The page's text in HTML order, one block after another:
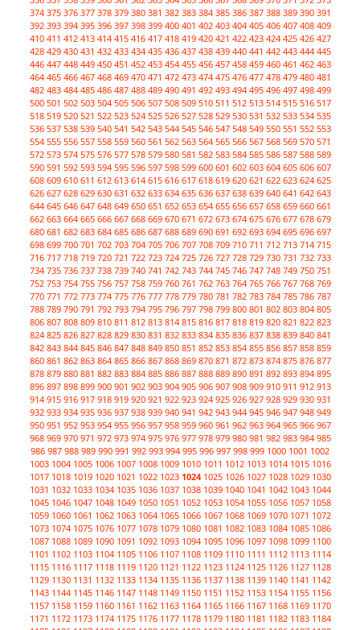
374 375 376 377 378 379 380 381 382 383 384 385 386 387 388 389 390 391
392 393 394 395 396 397 398 399 400 401 402 403 404 405 406 407 408 409
410 411 412 413 414 415 416 417 418 419 420 421 422 423 424 425 426 427
428 429 430 431 432 433 434 435 436 437 438 439 440 441 442 443 444 445
446 447 448 449 450 451 452 453 454 455 456 457 458 459 460 461 462 463
464 465 466 467 468 469 470 471 472 473 474 475 476 477 478 479 480 481
482 483 484 485 486 487 488 489 490 491 492 493 494 495 496 497 498 499
500 501 502 503 504 505 506 507 508 509 510 511 512 513 514 515 516 517
518 519 520 521 522 523 524 525 526 527 528 529 530 531 532 533 534 535
536 537 538 539 540 541 542 543 544 545 546 547 548 549 550 551 552 553
554 555 556 557 558 559 560 561 562 563 564 565 566 567 568 569 570 571
572 573 574 575 576 577 578 579 580 581 582 583 584 585 586 587 588 589
590 591 592 593 594 595 596 597 598 599 600 601 602 603 604 605 606 607
608 609 610 611 612 613 614 615 616 617 618 619 620 621 622 623 624 625
626 627 628 629 630 631 632 633 634 635 636 637 638 639 640 641 642 643
644 645 646 647 648 649 650 651 652 653 654 655 656 657 658 659 660 661
662 663 664 665 666 667 668 669 670 671 672 673 674 675 676 677 678 679
680 681 682 683 684 685 686 687 688 689 690 691 692 693 694 695 696 697
698 699 700 701 702 703 704 705 706 707 708 709 710 711 712 713 714 715
716 717 718 719 720 721 722 723 724 725 726 727 728 729 730 731 732 733
734 735 736 737 738 739 740 741 742 743 744 745 746 747 748 749 750 751
752 753 754 755 756 757 758 759 760 761 762 763 764 765 766 767 768 769
770 771 772 773 774 775 776 777 778 779 780 781 782 783 784 785 786 787
788 789 790 791 792 793 794 795 796 797 798 799 800 801 802 803 804 805
806 807 808 809 810 811 812 813 814 815 816 817 818 819 820 821 822 823
824 825 826 827 828 829 830 831 832 833 834 835 836 837 838 839 840 841
842 843 844 845 846 847 848 849 850 851 852 853 854 855 856 857 858 859
860 861 862 863 864 865 866 867 868 869 870 871 872 873 874 875 876 877
878 879 880 881 882 883 884 885 886 887 888 889 890 891 892 893 894 895
896 897 898 899 900 901 902 903 904 905 906 907 908 909 910 911 912 913
914 915 916 917 918 919 920 921 922 923 924 925 926 927 928 929 930 931
932 933 934 935 936 937 938 939 940 941 942 943 944 945 946 947 948 949
950 951 952 953 954 955 956 957 958 959 960 961 962 963 964 965 966 967
968 969 970 971 972 973 974 975 976 977 978 979 980 981 982 983 984 985
986 987 988 989 990 991 992 993 994 995 996 997 998 999 1000 1001 1002
1003 1004 1005 1006 1007 1008 1009 1010 1011 1012 1013 1014 1015 1016
1017 1018 1019 1020 1021 1022 1023 1024 1025 1026 1027 1028 1029 1030
1031 1032 1033 1034 1035 1036 1037 1038 1039 1040 1041 1042 1043 1044
1045 1046 1047 1048 1049 1050 1051 1052 1053 1054 1055 1056 1057 1058
1059 1060 1061 1062 1063 1064 1065 1066 1067 1068 1069 1070 1071 1072
1073 1074 1075 1076 1077 1078 1079 1080 1081 1082 1083 1084 1085 1086
1087 1088 1089 1090 1091 1092 1093 1094 1095 1096 1097 1098 1099 1100
1101 1102 1103 1104 1105 1106 1107 1108 1109 1110 1111 1112 1113 1114
1115 1116 1117 1118 1119 1120 1121 1122 1123 1124 1125 1126 1127 1128
1129 1130 1131 1132 1133 1134 1135 1136 1137 1138 1139 1140 1141 1142
1143 1144 1145 1146 1147 1148 1149 1150 1151 1152 1153 1154 1155 1156
1157 1158 1159 1160 1161 1162 1163 1164 1165 1166 1167 1168 1169 1170
1171 1172 1173 1174 1175 1176 1177 1178 1179 1180 1181 1182 1183 1184